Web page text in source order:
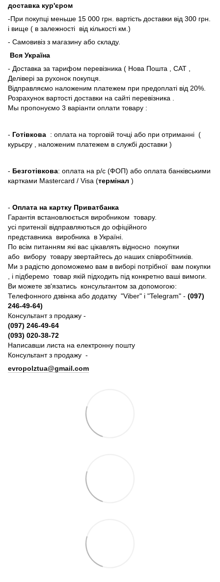
доставка кур'єром
-При покупці меньше 15 000 грн. вартість доставки від 300 грн.
і вище ( в залежності від кількості км.)
- Самовивіз з магазину або складу.
Вся Україна
- Доставка за тарифом перевізника ( Нова Пошта , САТ ,
Делівері за рухонок покупця.
Відправляємо наложеним платежем при предоплаті від 20%.
Розрахунок вартості доставки на сайті перевізника .
Мы пропонуємо 3 варіанти оплати товару :
- Готівкова : оплата на торговій точці або при отриманні (
курьєру , наложеним платежем в службі доставки )
- Безготівкова: оплата на р/с (ФОП) або оплата банківськими
картками Mastercard / Visa (термінал )
- Оплата на картку Приватбанка
Гарантія встановлюється виробником товару.
усі притензії відправляються до офіційного
представника виробника в Україні.
По всім питанням які вас цікавлять відносно покупки
або вибору товару звертайтесь до наших співробітників.
Ми з радістю допоможемо вам в виборі потрібної вам покупки
, і підберемо товар якій підходить під конкретно ваші вимоги.
Ви можете зв'язатись консультантом за допомогою:
Телефонного дзвінка або додатку "Viber" і "Telegram" - (097)
246-49-64)
Консультант з продажу -
(097) 246-49-64
(093) 020-38-72
Написавши листа на електронну пошту
Консультант з продажу -
evropolztua@gmail.com